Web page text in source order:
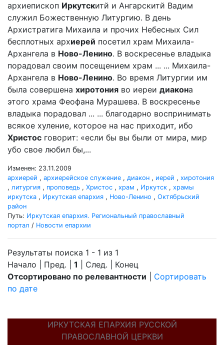
архиепископ Иркутскитй и Ангарскитй Вадим
служил Божественную Литургию. В день
Архистратига Михаила и прочих Небесных Сил
бесплотных архиерей посетил храм Михаила-
Архангела в Ново-Ленино. В воскресенье владыка
порадовал своим посещением храм ... ... Михаила-
Архангела в Ново-Ленино. Во время Литургии им
была совершена хиротония во иереи диакона
этого храма Феофана Мурашева. В воскресенье
владыка порадовал ... ... благодарно воспринимать
всякое хуление, которое на нас приходит, ибо
Христос говорит: «если бы вы были от мира, мир
убо свое любил бы,...
Изменен: 23.11.2009
архиерей , архиерейское служение , диакон , иерей , хиротония
, литургия , проповедь , Христос , храм , Иркутск , храмы
иркутска , Иркутская епархия , Ново-Ленино , Октябрьский
район
Путь: Иркутская епархия. Региональный православный
портал / Новости епархии
Результаты поиска 1 - 1 из 1
Начало | Пред. | 1 | След. | Конец
Отсортировано по релевантности
Сортировать
по дате
ИРКУТСКАЯ ЕПАРХИЯ РУССКОЙ
ПРАВОСЛАВНОЙ ЦЕРКВИ